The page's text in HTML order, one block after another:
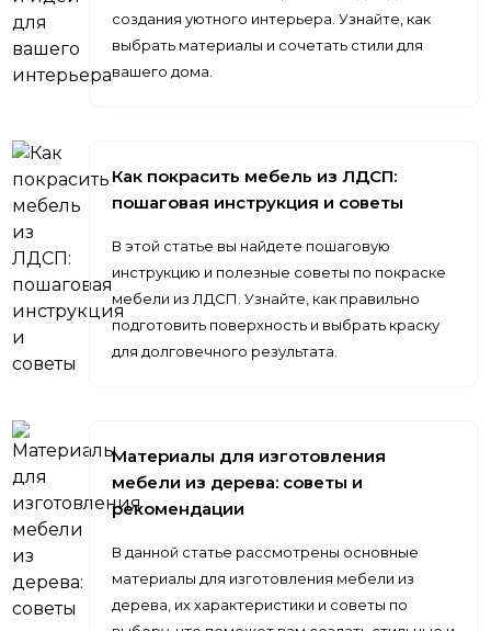
создания уютного интерьера. Узнайте, как
выбрать материалы и сочетать стили для
вашего дома.
Как покрасить мебель из ЛДСП:
пошаговая инструкция и советы
В этой статье вы найдете пошаговую
инструкцию и полезные советы по покраске
мебели из ЛДСП. Узнайте, как правильно
подготовить поверхность и выбрать краску
для долговечного результата.
Материалы для изготовления
мебели из дерева: советы и
рекомендации
В данной статье рассмотрены основные
материалы для изготовления мебели из
дерева, их характеристики и советы по